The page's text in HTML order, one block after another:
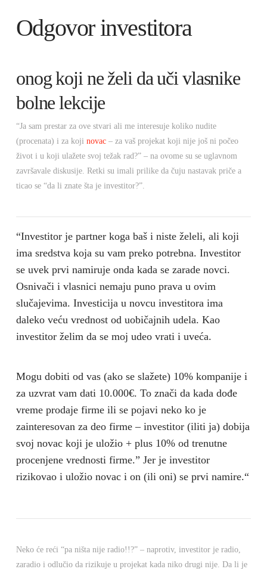
Odgovor investitora
onog koji ne želi da uči vlasnike
bolne lekcije
“Ja sam prestar za ove stvari ali me interesuje koliko nudite
(procenata) i za koji novac– za vaš projekat koji nije još ni počeo
život i u koji ulažete svoj težak rad?” – na ovome su se uglavnom
završavale diskusije. Retki su imali prilike da čuju nastavak priče a
ticao se “da li znate šta je investitor?”.
“Investitor je partner koga baš i niste želeli, ali koji
ima sredstva koja su vam preko potrebna. Investitor
se uvek prvi namiruje onda kada se zarade novci.
Osnivači i vlasnici nemaju puno prava u ovim
slučajevima. Investicija u novcu investitora ima
daleko veću vrednost od uobičajnih udela. Kao
investitor želim da se moj udeo vrati i uveća.
Mogu dobiti od vas (ako se slažete) 10% kompanije i
za uzvrat vam dati 10.000€. To znači da kada dođe
vreme prodaje firme ili se pojavi neko ko je
zainteresovan za deo firme – investitor (iliti ja) dobija
svoj novac koji je uložio + plus 10% od trenutne
procenjene vrednosti firme.” Jer je investitor
rizikovao i uložio novac i on (ili oni) se prvi namire.“
Neko će reći “pa ništa nije radio!!?” – naprotiv, investitor je radio,
zaradio i odlučio da rizikuje u projekat kada niko drugi nije. Da li je